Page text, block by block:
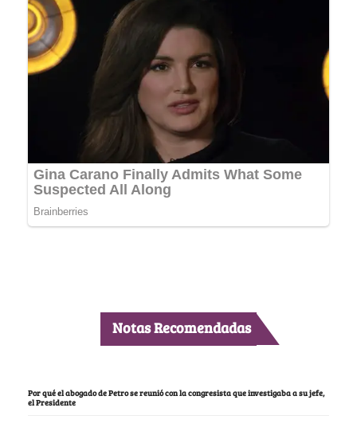
Notas Recomendadas
Por qué el abogado de Petro se reunió con la congresista que investigaba a su jefe,
el Presidente